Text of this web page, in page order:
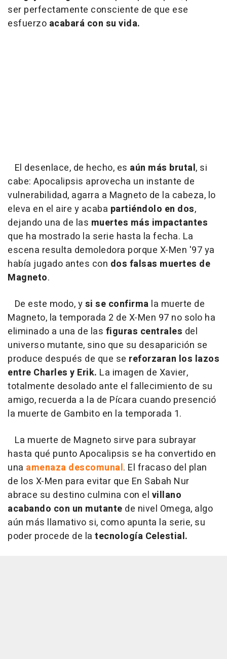
ser perfectamente consciente de que ese
esfuerzo acabará con su vida.
El desenlace, de hecho, es aún más brutal, si
cabe: Apocalipsis aprovecha un instante de
vulnerabilidad, agarra a Magneto de la cabeza, lo
eleva en el aire y acaba partiéndolo en dos,
dejando una de las muertes más impactantes
que ha mostrado la serie hasta la fecha. La
escena resulta demoledora porque X-Men '97 ya
había jugado antes con dos falsas muertes de
Magneto.
De este modo, ysi se confirma la muerte de
Magneto, la temporada 2 de X-Men 97 no solo ha
eliminado a una de las figuras centrales del
universo mutante, sino que su desaparición se
produce después de que se reforzaran los lazos
entre Charles y Erik. La imagen de Xavier,
totalmente desolado ante el fallecimiento de su
amigo, recuerda a la de Pícara cuando presenció
la muerte de Gambito en la temporada 1.
La muerte de Magneto sirve para subrayar
hasta qué punto Apocalipsis se ha convertido en
una amenaza descomunal. El fracaso del plan
de los X-Men para evitar que En Sabah Nur
abrace su destino culmina con el villano
acabando con un mutante de nivel Omega, algo
aún más llamativo si, como apunta la serie, su
poder procede de la tecnología Celestial.